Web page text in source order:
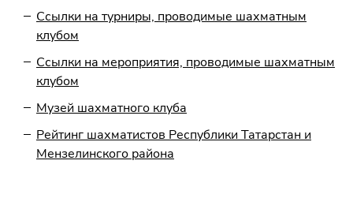
Ссылки на турниры, проводимые шахматным
клубом
Ссылки на мероприятия, проводимые шахматным
клубом
Музей шахматного клуба
Рейтинг шахматистов Республики Татарстан и
Мензелинского района